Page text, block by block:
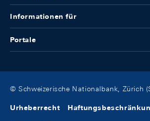
Informationen für
Portale
© Schweizerische Nationalbank, Zürich
Urheberrecht